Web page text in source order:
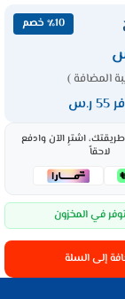
٪10 خصم
المضافة )
ر.س
اشترِ الآن وادفع
لاحقاً
في المخزون
إلى السلة